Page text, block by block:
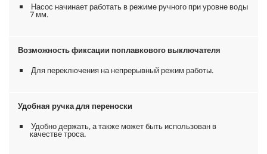
Насос начинает работать в режиме ручного при уровне воды
7 мм.
Возможность фиксации поплавкового выключателя
Для переключения на непрерывный режим работы.
Удобная ручка для переноски
Удобно держать, а также может быть использован в
качестве троса.